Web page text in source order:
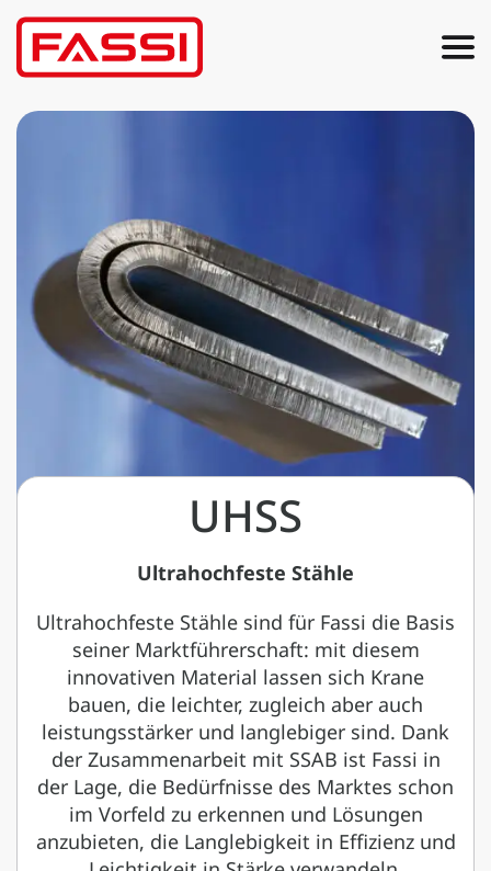
UHSS
Ultrahochfeste Stähle
Ultrahochfeste Stähle sind für Fassi die Basis
seiner Marktführerschaft: mit diesem
innovativen Material lassen sich Krane
bauen, die leichter, zugleich aber auch
leistungsstärker und langlebiger sind. Dank
der Zusammenarbeit mit SSAB ist Fassi in
der Lage, die Bedürfnisse des Marktes schon
im Vorfeld zu erkennen und Lösungen
anzubieten, die Langlebigkeit in Effizienz und